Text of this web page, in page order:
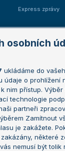
Express zprávy
Australian Open
French Open
Wimbledon
US Open
Turnaj mistrů
Turnaj mistryň
osobních
ukládáme do
údaje o prohlížení
nim přístup. Výběr
technologie
partneři
Zamítnout
je zakážete.
některé
nemusí být tolik